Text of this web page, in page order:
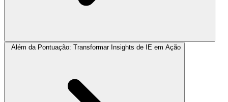
Além da Pontuação: Transformar Insights de IE em Ação